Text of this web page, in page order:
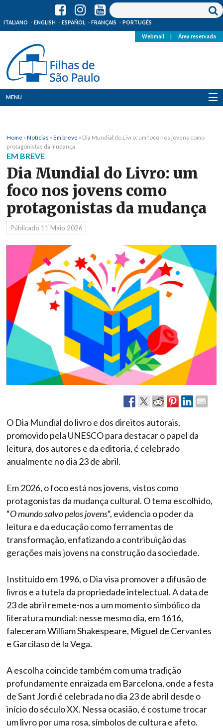
ITALIANO ENGLISH ESPAÑOL FRANÇAIS PORTUGÊS
Webmail Área reservada
MENU
Onde Estamos
Notícias
Recursos
Media
Home »Notícias »Em breve » Dia Mundial do Livro: um foco nos jovens como
protagonistas da mudança
EM BREVE
Dia Mundial do Livro: um
foco nos jovens como
protagonistas da mudança
Públicado 11 Maio 2026
O Dia Mundial do livro e dos direitos autorais,
promovido pela UNESCO para destacar o papel da
leitura, dos autores e da editoria, é celebrado
anualmente no dia 23 de abril.
Em 2026, o foco está nos jovens, vistos como
protagonistas da mudança cultural. O tema escolhido,
“Omundo salvo pelos jovens“, evidencia o poder da
leitura e da educação como ferramentas de
transformação, enfatizando a contribuição das
gerações mais jovens na construção da sociedade.
Instituído em 1996, o Dia visa promover a difusão de
livros e a tutela da propriedade intelectual. A data de
23 de abril remete-nos a um momento simbólico da
literatura mundial: nesse mesmo dia, em 1616,
faleceram William Shakespeare, Miguel de Cervantes
e Garcilaso de la Vega.
A escolha coincide também com uma tradição
profundamente enraizada em Barcelona, onde a festa
de Sant Jordi é celebrada no dia 23 de abril desde o
início do século XX. Nessa ocasião, é costume trocar
um livro por uma rosa, símbolos de cultura e afeto.